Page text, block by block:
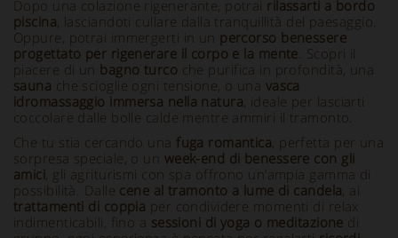
Dopo una colazione rigenerante, potrai rilassarti a bordo
piscina, lasciandoti cullare dalla tranquillità del paesaggio.
Oppure, potrai immergerti in un percorso benessere
progettato per rigenerare il corpo e la mente. Scopri il
piacere di un bagno turco che purifica in profondità, una
sauna che scioglie ogni tensione, o una vasca
idromassaggio immersa nella natura, ideale per lasciarti
coccolare dalle bolle calde mentre ammiri il tramonto.
Che tu stia cercando una fuga romantica, perfetta per una
sorpresa speciale, o un week-end di benessere con gli
amici, gli agriturismi con spa offrono un’ampia gamma di
possibilità. Dalle cene al tramonto a lume di candela, ai
trattamenti di coppia per condividere momenti di relax
indimenticabili, fino a sessioni di yoga o meditazione di